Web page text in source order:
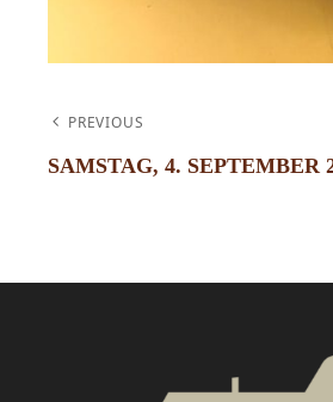
PREVIOUS
SAMSTAG, 4. SEPTEMBER